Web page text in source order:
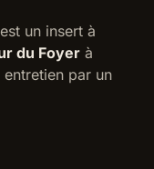
est un insert à
du Foyer à
par un